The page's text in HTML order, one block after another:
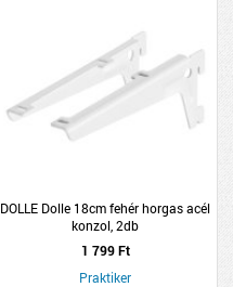
DOLLE Dolle 18cm fehér horgas acél
konzol, 2db
1 799 Ft
Praktiker